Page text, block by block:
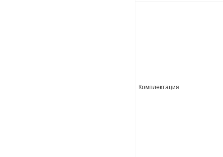
Комплектация